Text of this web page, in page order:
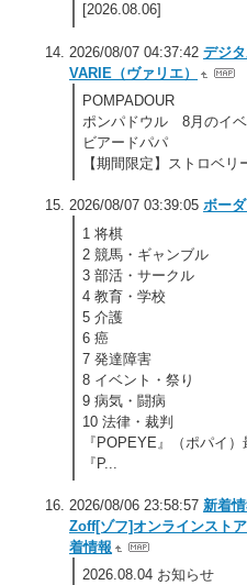
[2026.08.06]
2026/08/07 04:37:42 デジ
VARIE（ヴァリエ）
POMPADOUR
ポンパドウル 8月のイ
ビアードパパ
【期間限定】ストロベリ
2026/08/07 03:39:05 ボー
1 将棋
2 競馬・ギャンブル
3 部活・サークル
4 教育・学校
5 介護
6 癌
7 発達障害
8 イベント・祭り
9 病気・闘病
10 法律・裁判
『POPEYE』（ポパイ
『P...
2026/08/06 23:58:57 新着
Zoff[ゾフ]オンラインスト
着情報
2026.08.04 お知らせ